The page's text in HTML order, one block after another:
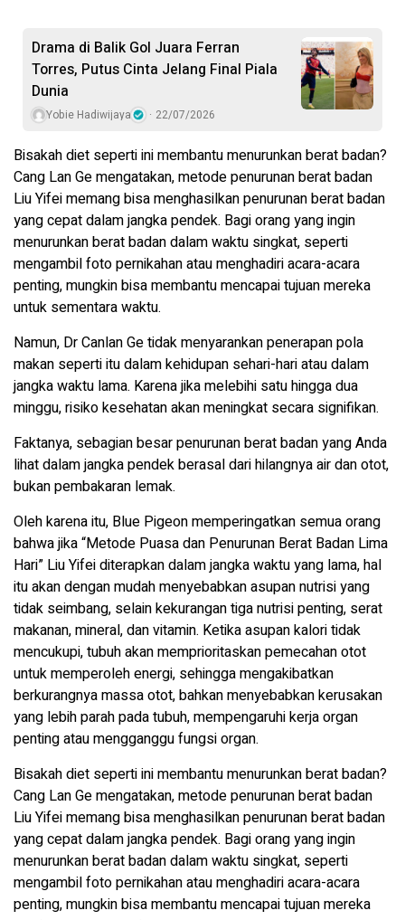
Drama di Balik Gol Juara Ferran
Torres, Putus Cinta Jelang Final Piala
Dunia
Yobie Hadiwijaya 22/07/2026
Bisakah diet seperti ini membantu menurunkan berat badan?
Cang Lan Ge mengatakan, metode penurunan berat badan
Liu Yifei memang bisa menghasilkan penurunan berat badan
yang cepat dalam jangka pendek. Bagi orang yang ingin
menurunkan berat badan dalam waktu singkat, seperti
mengambil foto pernikahan atau menghadiri acara-acara
penting, mungkin bisa membantu mencapai tujuan mereka
untuk sementara waktu.
Namun, Dr Canlan Ge tidak menyarankan penerapan pola
makan seperti itu dalam kehidupan sehari-hari atau dalam
jangka waktu lama. Karena jika melebihi satu hingga dua
minggu, risiko kesehatan akan meningkat secara signifikan.
Faktanya, sebagian besar penurunan berat badan yang Anda
lihat dalam jangka pendek berasal dari hilangnya air dan otot,
bukan pembakaran lemak.
Oleh karena itu, Blue Pigeon memperingatkan semua orang
bahwa jika “Metode Puasa dan Penurunan Berat Badan Lima
Hari” Liu Yifei diterapkan dalam jangka waktu yang lama, hal
itu akan dengan mudah menyebabkan asupan nutrisi yang
tidak seimbang, selain kekurangan tiga nutrisi penting, serat
makanan, mineral, dan vitamin. Ketika asupan kalori tidak
mencukupi, tubuh akan memprioritaskan pemecahan otot
untuk memperoleh energi, sehingga mengakibatkan
berkurangnya massa otot, bahkan menyebabkan kerusakan
yang lebih parah pada tubuh, mempengaruhi kerja organ
penting atau mengganggu fungsi organ.
Bisakah diet seperti ini membantu menurunkan berat badan?
Cang Lan Ge mengatakan, metode penurunan berat badan
Liu Yifei memang bisa menghasilkan penurunan berat badan
yang cepat dalam jangka pendek. Bagi orang yang ingin
menurunkan berat badan dalam waktu singkat, seperti
mengambil foto pernikahan atau menghadiri acara-acara
penting, mungkin bisa membantu mencapai tujuan mereka